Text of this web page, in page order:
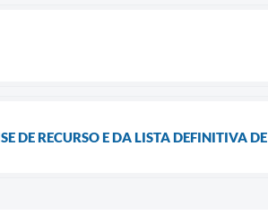
DE RECURSO E DA LISTA DEFINITIVA DE